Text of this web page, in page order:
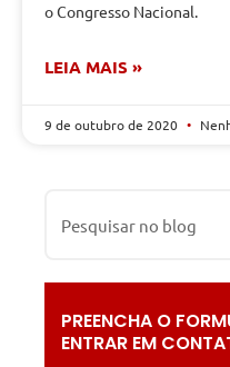
o Congresso Nacional.
LEIA MAIS »
9 de outubro de 2020
PREENCHA O
ENTRAR EM